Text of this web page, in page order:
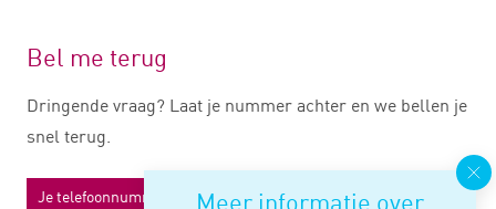
Meer informatie over
Bel me terug
Dringende vraag? Laat je nummer achter en we bellen je
snel terug.